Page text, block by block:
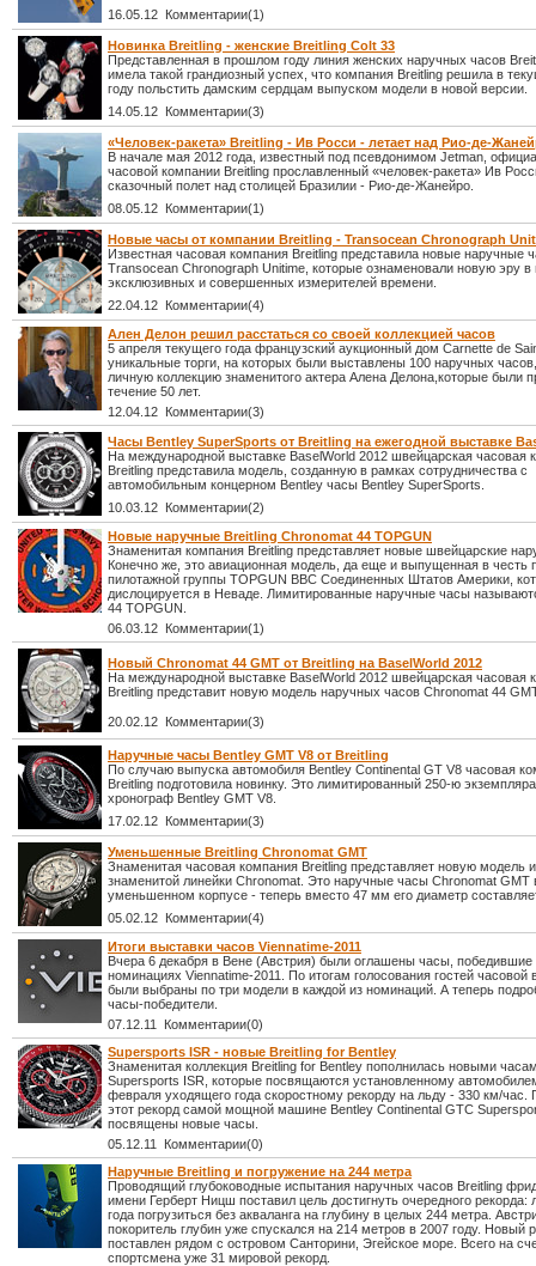
16.05.12 Комментарии(1)
Новинка Breitling - женские Breitling Colt 33
Представленная в прошлом году линия женских наручных часов
имела такой грандиозный успех, что компания Breitling решила в
году польстить дамским сердцам выпуском модели в новой версии.
14.05.12 Комментарии(3)
«Человек-ракета» Breitling - Ив Росси - летает над Рио-де-
В начале мая 2012 года, известный под псевдонимом Jetman,
часовой компании Breitling прославленный «человек-ракета» Ив
сказочный полет над столицей Бразилии - Рио-де-Жанейро.
08.05.12 Комментарии(1)
Новые часы от компании Breitling - Transocean Chronograph
Известная часовая компания Breitling представила новые наручные
Transocean Chronograph Unitime, которые ознаменовали новую эру в
эксклюзивных и совершенных измерителей времени.
22.04.12 Комментарии(4)
Ален Делон решил расстаться со своей коллекцией часов
5 апреля текущего года французский аукционный дом Carnette de
уникальные торги, на которых были выставлены 100 наручных
личную коллекцию знаменитого актера Алена Делона,которые были
течение 50 лет.
12.04.12 Комментарии(3)
Часы Bentley SuperSports от Breitling на ежегодной выставке
На международной выставке BaselWorld 2012 швейцарская часовая
Breitling представила модель, созданную в рамках сотрудничества с
автомобильным концерном Bentley часы Bentley SuperSports.
10.03.12 Комментарии(2)
Новые наручные Breitling Chronomat 44 TOPGUN
Знаменитая компания Breitling представляет новые швейцарские
Конечно же, это авиационная модель, да еще и выпущенная в честь
пилотажной группы TOPGUN ВВС Соединенных Штатов Америки,
дислоцируется в Неваде. Лимитированные наручные часы
44 TOPGUN.
06.03.12 Комментарии(1)
Новый Chronomat 44 GMT от Breitling на BaselWorld 2012
На международной выставке BaselWorld 2012 швейцарская часовая
Breitling представит новую модель наручных часов Chronomat 44
20.02.12 Комментарии(3)
Наручные часы Bentley GMT V8 от Breitling
По случаю выпуска автомобиля Bentley Continental GT V8 часовая
Breitling подготовила новинку. Это лимитированный 250-ю
хронограф Bentley GMT V8.
17.02.12 Комментарии(3)
Уменьшенные Breitling Chronomat GMT
Знаменитая часовая компания Breitling представляет новую модель
знаменитой линейки Chronomat. Это наручные часы Chronomat GMT
уменьшенном корпусе - теперь вместо 47 мм его диаметр
05.02.12 Комментарии(4)
Итоги выставки часов Viennatime-2011
Вчера 6 декабря в Вене (Австрия) были оглашены часы,
номинациях Viennatime-2011. По итогам голосования гостей часовой
были выбраны по три модели в каждой из номинаций. А теперь
часы-победители.
07.12.11 Комментарии(0)
Supersports ISR - новые Breitling for Bentley
Знаменитая коллекция Breitling for Bentley пополнилась новыми
Supersports ISR, которые посвящаются установленному
февраля уходящего года скоростному рекорду на льду - 330 км/час.
этот рекорд самой мощной машине Bentley Continental GTC
посвящены новые часы.
05.12.11 Комментарии(0)
Наручные Breitling и погружение на 244 метра
Проводящий глубоководные испытания наручных часов Breitling
имени Герберт Ницш поставил цель достигнуть очередного рекорда:
года погрузиться без акваланга на глубину в целых 244 метра.
покоритель глубин уже спускался на 214 метров в 2007 году. Новый
поставлен рядом с островом Санторини, Эгейское море. Всего на
спортсмена уже 31 мировой рекорд.